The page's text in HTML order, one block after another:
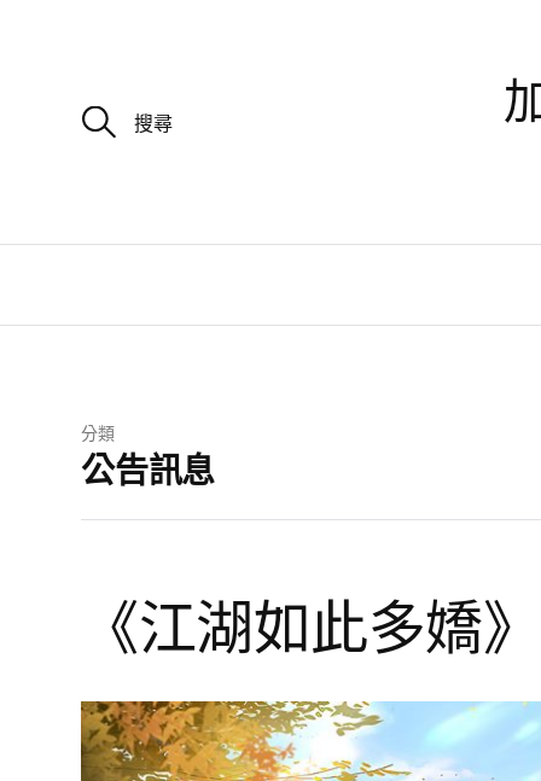
搜
尋
分類
公告訊息
《江湖如此多嬌》